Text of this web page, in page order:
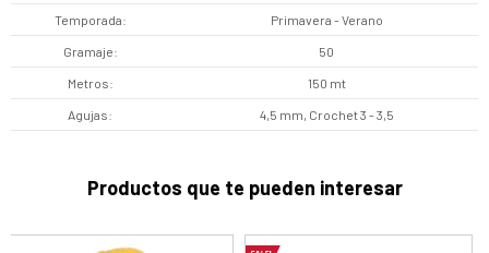
Temporada Primavera - Verano
Gramaje 50
Metros 150 mt
Agujas 4,5 mm, Crochet 3 - 3,5
Productos que te pueden interesar